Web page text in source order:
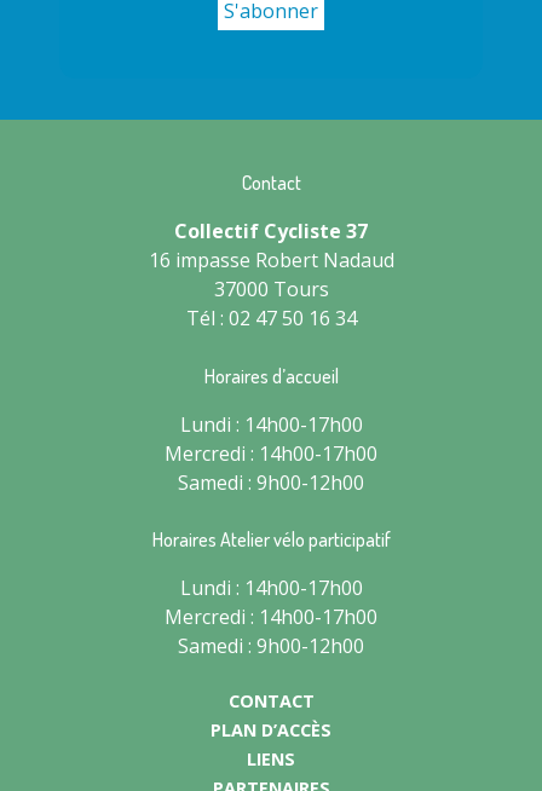
Contact
Collectif Cycliste 37
16 impasse Robert Nadaud
37000 Tours
Tél : 02 47 50 16 34
Horaires d’accueil
Lundi : 14h00-17h00
Mercredi : 14h00-17h00
Samedi : 9h00-12h00
Horaires Atelier vélo participatif
Lundi : 14h00-17h00
Mercredi : 14h00-17h00
Samedi : 9h00-12h00
CONTACT
PLAN D’ACCÈS
LIENS